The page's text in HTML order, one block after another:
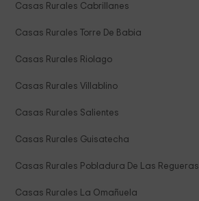
Casas Rurales Cabrillanes
Casas Rurales Torre De Babia
Casas Rurales Riolago
Casas Rurales Villablino
Casas Rurales Salientes
Casas Rurales Guisatecha
Casas Rurales Pobladura De Las Regueras
Casas Rurales La Omañuela